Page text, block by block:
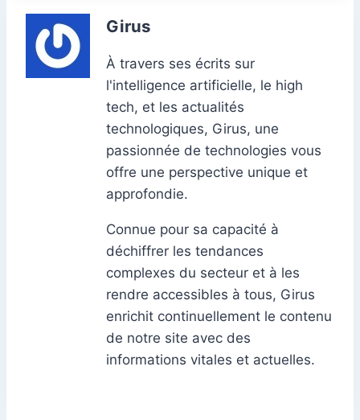
Girus
À travers ses écrits sur
l'intelligence artificielle, le high
tech, et les actualités
technologiques, Girus, une
passionnée de technologies vous
offre une perspective unique et
approfondie.
Connue pour sa capacité à
déchiffrer les tendances
complexes du secteur et à les
rendre accessibles à tous, Girus
enrichit continuellement le contenu
de notre site avec des
informations vitales et actuelles.